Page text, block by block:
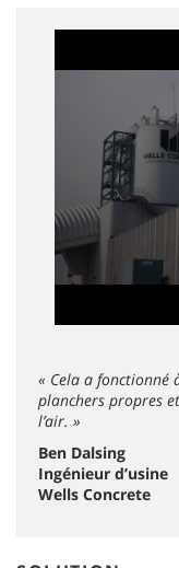
of
seconds
« Cela a fonctionné
planchers propres
l’air. »
Ben Dalsing
Ingénieur d’usine
Wells Concrete